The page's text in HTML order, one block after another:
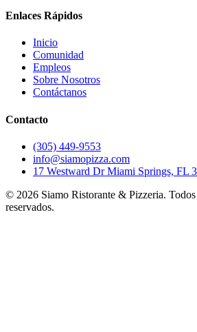
Enlaces Rápidos
Inicio
Comunidad
Empleos
Sobre Nosotros
Contáctanos
Contacto
(305) 449-9553
info@siamopizza.com
17 Westward Dr Miami Springs, FL
© 2026 Siamo Ristorante & Pizzeria.
reservados.